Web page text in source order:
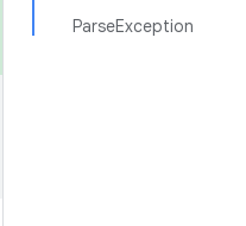
ParseException